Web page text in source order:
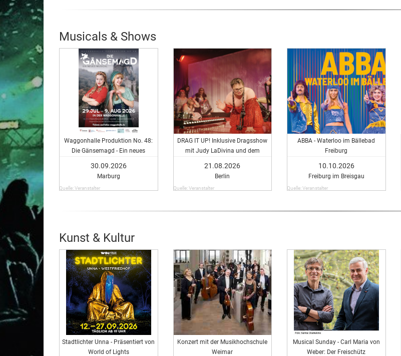
Musicals & Shows
Waggonhalle Produktion No. 48:
Die Gänsemagd - Ein neues
30.09.2026
Marburg
Quelle: Veranstalter
DRAG IT UP! Inklusive Dragsshow
mit Judy LaDivina und dem
21.08.2026
Berlin
Quelle: Veranstalter
ABBA - Waterloo im Bällebad
Freiburg
10.10.2026
Freiburg im Breisgau
Quelle: Veranstalter
Kunst & Kultur
Stadtlichter Unna - Präsentiert von
World of Lights
Konzert mit der Musikhochschule
Weimar
Musical Sunday - Carl Maria von
Weber: Der Freischütz